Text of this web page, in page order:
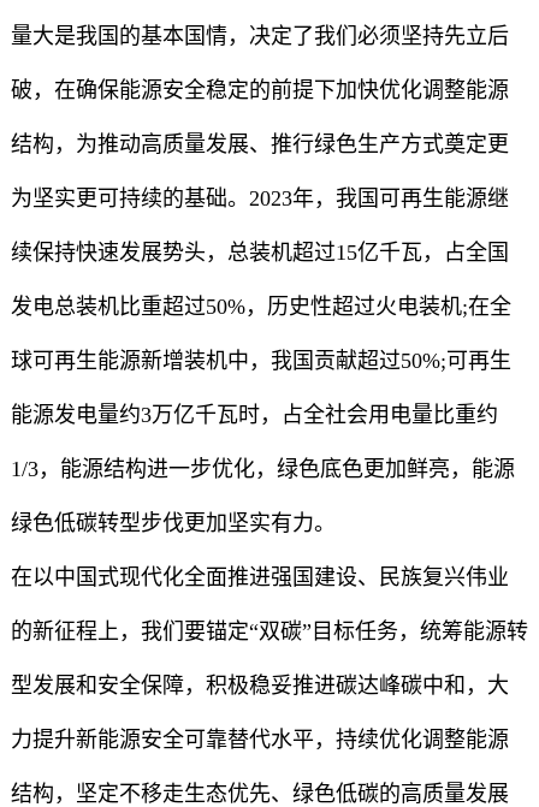
量大是我国的基本国情，决定了我们必须坚持先立后
破，在确保能源安全稳定的前提下加快优化调整能源
结构，为推动高质量发展、推行绿色生产方式奠定更
为坚实更可持续的基础。2023年，我国可再生能源继
续保持快速发展势头，总装机超过15亿千瓦，占全国
发电总装机比重超过50%，历史性超过火电装机;在全
球可再生能源新增装机中，我国贡献超过50%;可再生
能源发电量约3万亿千瓦时，占全社会用电量比重约
1/3，能源结构进一步优化，绿色底色更加鲜亮，能源
绿色低碳转型步伐更加坚实有力。
在以中国式现代化全面推进强国建设、民族复兴伟业
的新征程上，我们要锚定“双碳”目标任务，统筹能源转
型发展和安全保障，积极稳妥推进碳达峰碳中和，大
力提升新能源安全可靠替代水平，持续优化调整能源
结构，坚定不移走生态优先、绿色低碳的高质量发展